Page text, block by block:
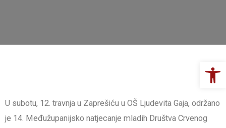
U subotu, 12. travnja u Zaprešiću u OŠ Ljudevita Gaja, održano
je 14. Međužupanijsko natjecanje mladih Društva Crvenog